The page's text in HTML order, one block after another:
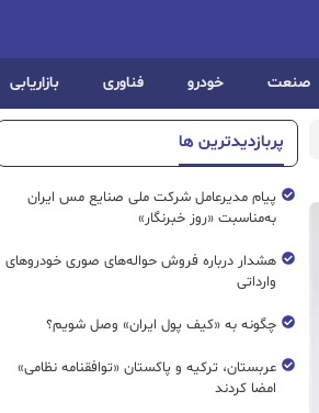
صنعت خودرو فناوری بازاریابی
پربازدیدترین ها
پیام مدیرعامل شرکت ملی صنایع مس ایران
به‌مناسبت «روز خبرنگار»
هشدار درباره فروش حواله‌های صوری خودروهای
وارداتی
چگونه به «کیف پول ایران» وصل شویم؟
عربستان، ترکیه و پاکستان «توافقنامه نظامی»
امضا کردند